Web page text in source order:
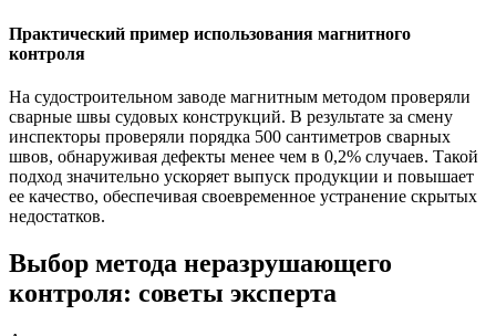
Практический пример использования магнитного
контроля
На судостроительном заводе магнитным методом проверяли
сварные швы судовых конструкций. В результате за смену
инспекторы проверяли порядка 500 сантиметров сварных
швов, обнаруживая дефекты менее чем в 0,2% случаев. Такой
подход значительно ускоряет выпуск продукции и повышает
ее качество, обеспечивая своевременное устранение скрытых
недостатков.
Выбор метода неразрушающего
контроля: советы эксперта